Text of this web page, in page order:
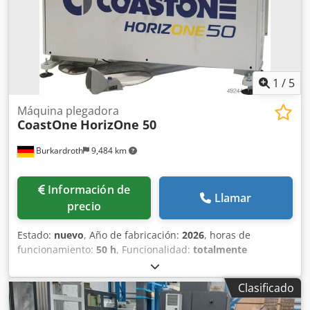
/ 4,0 kW - Dimensiones aprox.: Ancho 850 x Alto 1250 x
Fondo 1250 mm - Peso aprox.: 1200 kg Chedpfxsy Uwhbo
1 / 5
Burkardroth 9,484 km
Máquina plegadora
CoastOne HorizOne 50
Información de
precio
Llamar
Estado: nuevo, Año de fabricación: 2026, horas de
funcionamiento: 50 h, Funcionalidad: totalmente
, número de máquina/vehículo:
peso total:1,500 kg, altura de la herramienta:300 mm,
velocidad de funcionamiento:10 mm/s
, longitud total:
Clasificado